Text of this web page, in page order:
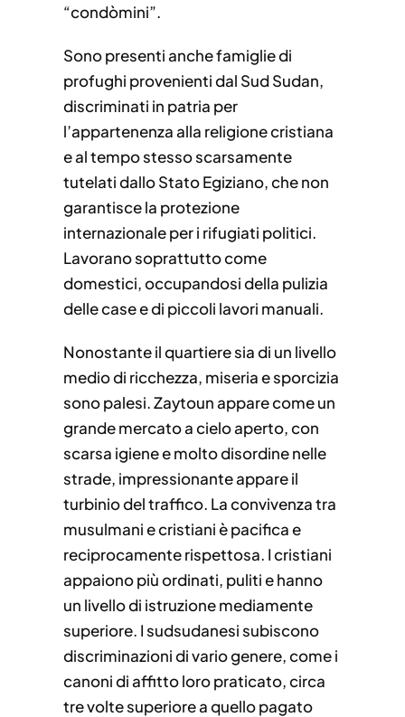
“condòmini”.
Sono presenti anche famiglie di
profughi provenienti dal Sud Sudan,
discriminati in patria per
l’appartenenza alla religione cristiana
e al tempo stesso scarsamente
tutelati dallo Stato Egiziano, che non
garantisce la protezione
internazionale per i rifugiati politici.
Lavorano soprattutto come
domestici, occupandosi della pulizia
delle case e di piccoli lavori manuali.
Nonostante il quartiere sia di un livello
medio di ricchezza, miseria e sporcizia
sono palesi. Zaytoun appare come un
grande mercato a cielo aperto, con
scarsa igiene e molto disordine nelle
strade, impressionante appare il
turbinio del traffico. La convivenza tra
musulmani e cristiani è pacifica e
reciprocamente rispettosa. I cristiani
appaiono più ordinati, puliti e hanno
un livello di istruzione mediamente
superiore. I sudsudanesi subiscono
discriminazioni di vario genere, come i
canoni di affitto loro praticato, circa
tre volte superiore a quello pagato